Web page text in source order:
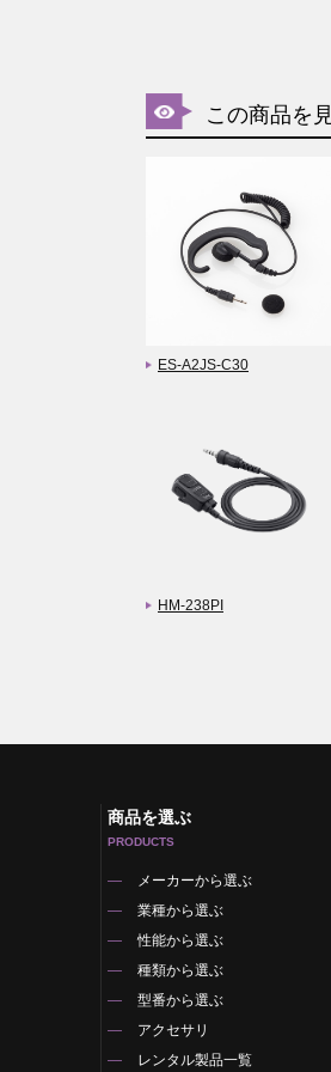
この商品を
ES-A2JS-C30
HM-238PI
商品を選ぶ
PRODUCTS
メーカーから選ぶ
業種から選ぶ
性能から選ぶ
種類から選ぶ
型番から選ぶ
アクセサリ
レンタル製品一覧